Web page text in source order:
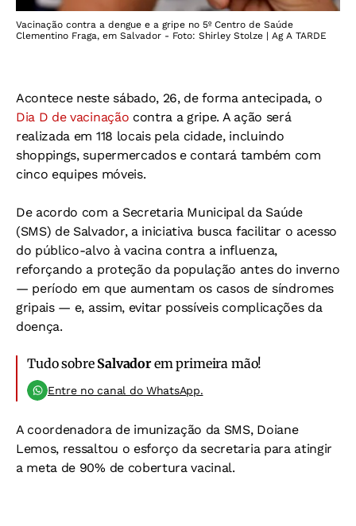
Vacinação contra a dengue e a gripe no 5º Centro de Saúde
Clementino Fraga, em Salvador - Foto: Shirley Stolze | Ag A TARDE
Acontece neste sábado, 26, de forma antecipada, o
Dia D de vacinação contra a gripe. A ação será
realizada em 118 locais pela cidade, incluindo
shoppings, supermercados e contará também com
cinco equipes móveis.
De acordo com a Secretaria Municipal da Saúde
(SMS) de Salvador, a iniciativa busca facilitar o acesso
do público-alvo à vacina contra a influenza,
reforçando a proteção da população antes do inverno
— período em que aumentam os casos de síndromes
gripais — e, assim, evitar possíveis complicações da
doença.
Tudo sobre Salvadorem primeira mão!
Entre no canal do WhatsApp.
A coordenadora de imunização da SMS, Doiane
Lemos, ressaltou o esforço da secretaria para atingir
a meta de 90% de cobertura vacinal.